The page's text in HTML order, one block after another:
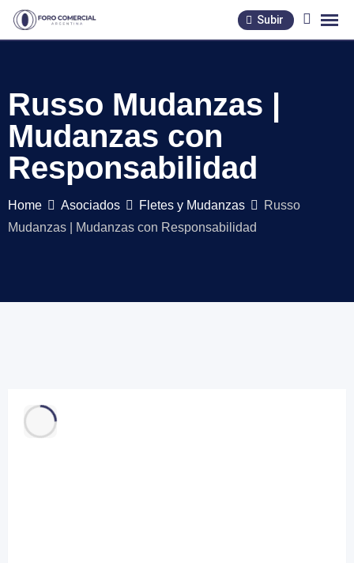
Skip
Subir
Russo Mudanzas |
Mudanzas con
Responsabilidad
Home Asociados Fletes y Mudanzas
Russo
Mudanzas | Mudanzas con Responsabilidad